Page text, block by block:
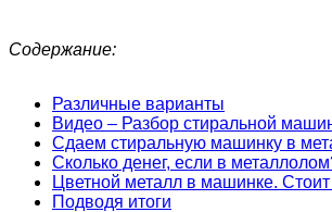
Содержание:
Различные варианты
Видео – Разбор стиральной
Сдаем стиральную машинку в
Сколько денег, если в
Цветной металл в машинке. Стоит
Подводя итоги